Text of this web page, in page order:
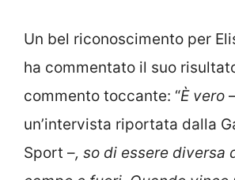
Un bel riconoscimento per
ha commentato il suo
commento toccante: “È vero
un’intervista riportata dalla
Sport –, so di essere diversa